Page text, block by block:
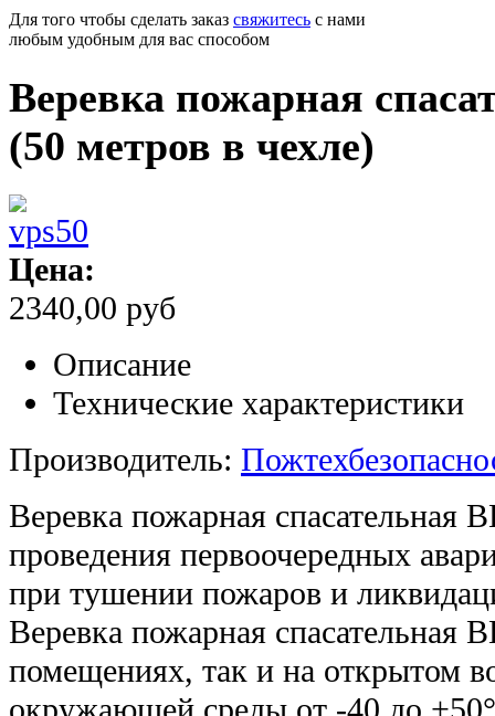
Для того чтобы сделать заказ свяжитесь с нами
любым удобным для вас способом
Веревка пожарная
(50 метров в чехле)
Цена:
2340,00 руб
Описание
Технические характеристики
Производитель:
Веревка пожарная
проведения первоочередных
при тушении пожаров и
Веревка пожарная спасательная
помещениях, так и на открытом